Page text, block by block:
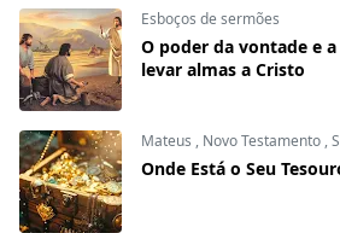
Esboços de sermões
O poder da vontade e
levar almas a Cristo
Mateus , Novo Testamento ,
Onde Está o Seu